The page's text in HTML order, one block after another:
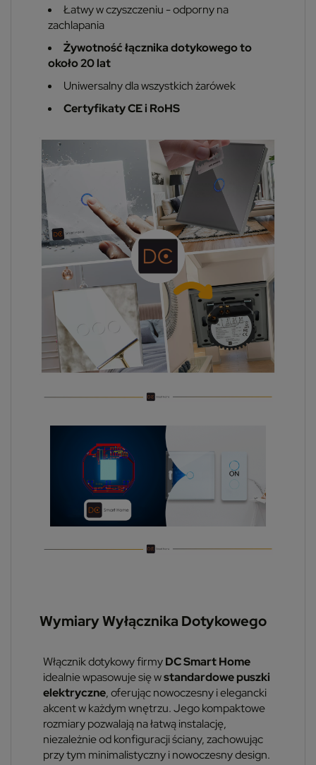
Łatwy w czyszczeniu - odporny na
zachlapania
Żywotność łącznika dotykowego to
około 20 lat
Uniwersalny dla wszystkich żarówek
Certyfikaty CE i RoHS
Wymiary Wyłącznika Dotykowego
Włącznik dotykowy firmyDC Smart Home
idealnie wpasowuje się wstandardowe puszki
elektryczne, oferując nowoczesny i elegancki
akcent w każdym wnętrzu. Jego kompaktowe
rozmiary pozwalają na łatwą instalację,
niezależnie od konfiguracji ściany, zachowując
przy tym minimalistyczny i nowoczesny design.